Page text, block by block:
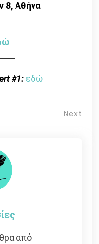
8, Αθήνα
#1: εδώ
Next
από